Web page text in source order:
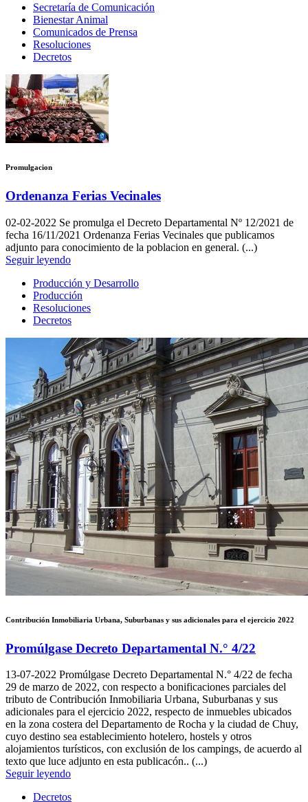
Secretaría de Comunicación
Bienestar Animal
Comunicados de Prensa
Resoluciones
Decretos
Promulgacion
Ordenanza Ferias Vecinales
02-02-2022 Se promulga el Decreto Departamental Nº 12/2021 de
fecha 16/11/2021 Ordenanza Ferias Vecinales que publicamos
adjunto para conocimiento de la poblacion en general. (...)
Seguir leyendo
Producción y Desarrollo
Producción
Resoluciones
Decretos
Contribución Inmobiliaria Urbana, Suburbanas y sus adicionales para el ejercicio 2022
Promúlgase Decreto Departamental N.° 4/22
13-07-2022 Promúlgase Decreto Departamental N.° 4/22 de fecha
29 de marzo de 2022, con respecto a bonificaciones parciales del
tributo de Contribución Inmobiliaria Urbana, Suburbanas y sus
adicionales para el ejercicio 2022, respecto de inmuebles ubicados
en la zona costera del Departamento de Rocha y la ciudad de Chuy,
cuyo destino sea establecimiento hotelero, hostels y otros
alojamientos turísticos, con exclusión de los campings, de acuerdo al
texto que luce adjunto en esta publicacón.. (...)
Seguir leyendo
Decretos